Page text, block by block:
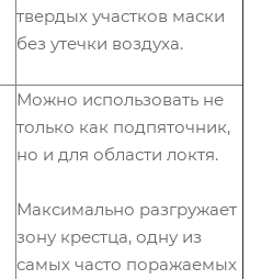
твердых участков маски
без утечки воздуха.
Можно использовать не
только как подпяточник,
но и для области локтя.
Максимально разгружает
зону крестца, одну из
самых часто поражаемых